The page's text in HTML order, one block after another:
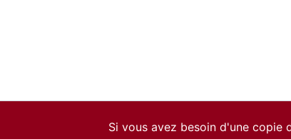
Si vous avez besoin d'une copie